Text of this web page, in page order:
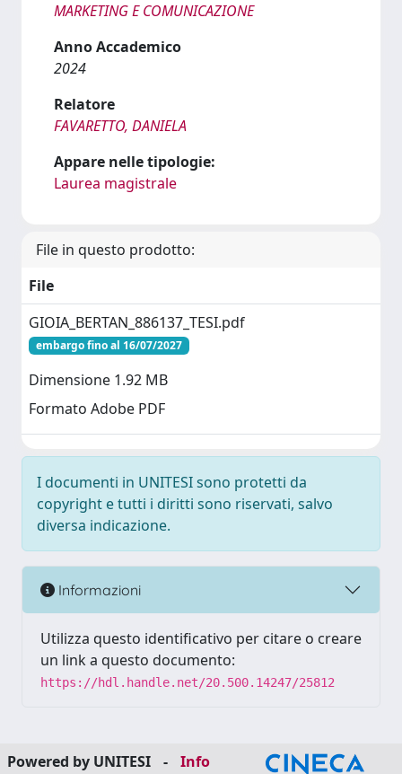
MARKETING E COMUNICAZIONE
Anno Accademico
2024
Relatore
FAVARETTO, DANIELA
Appare nelle tipologie:
Laurea magistrale
File in questo prodotto:
File
GIOIA_BERTAN_886137_TESI.pdf
embargo fino al 16/07/2027
Dimensione 1.92 MB
Formato Adobe PDF
I documenti in UNITESI sono protetti da
copyright e tutti i diritti sono riservati, salvo
diversa indicazione.
Informazioni
Utilizza questo identificativo per citare o creare
un link a questo documento:
https://hdl.handle.net/20.500.14247/25812
Powered by UNITESI -
Info